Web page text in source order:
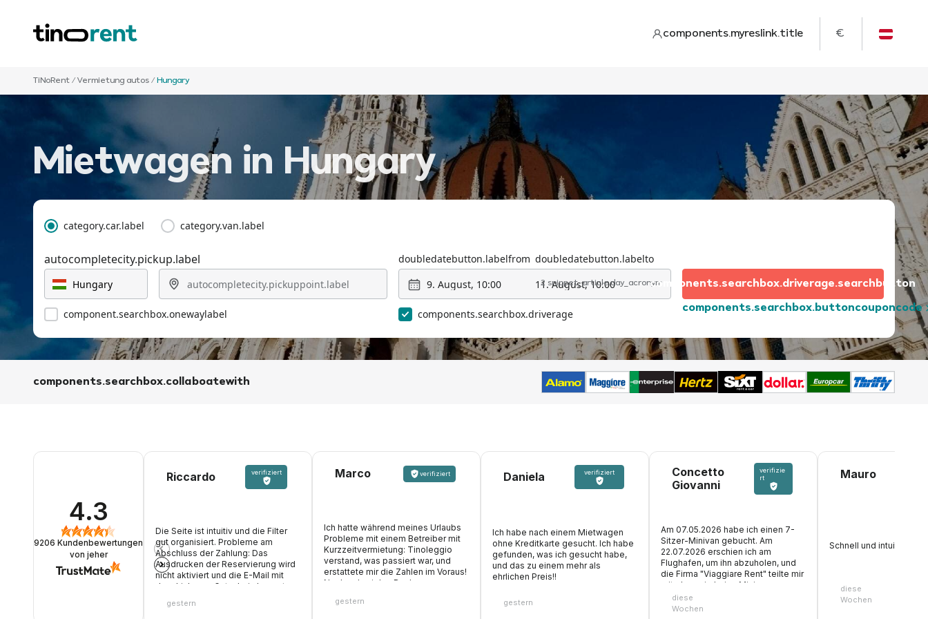
components.myreslink.title €
TiNoRent /Vermietung autos / Hungary
Mietwagen in Hungary
category.car.label category.van.label
autocompletecity.pickup.label
component.searchbox.onewaylabel
doubledatebutton.labelfrom doubledatebutton.labelto
9. August, 10:00
11. August, 10:00
2 snippet_article.day_acronym
components.searchbox.driverage components.searchbox.buttoncouponcode
components.searchbox.driverage.searchbutton
components.searchbox.collaboatewith
4.3
9206 Kundenbewertungen
von jeher
Riccardo verifiziert
Die Seite ist intuitiv und die Filter
gut organisiert. Probleme am
Abschluss der Zahlung: Das
Ausdrucken der Reservierung wird
nicht aktiviert und die E-Mail mit
dem Link zum Gutschein kommt
wartet auf eine Antwort
gestern
Marco verifiziert
Ich hatte während meines Urlaubs
Probleme mit einem Betreiber mit
Kurzzeitvermietung: Tinoleggio
verstand, was passiert war, und
erstattete mir die Zahlen im Voraus!
Nochmals vielen Dank
gestern
Daniela verifiziert
Ich habe nach einem Mietwagen
ohne Kreditkarte gesucht. Ich habe
gefunden, was ich gesucht habe,
und das zu einem mehr als
ehrlichen Preis!!
gestern
Concetto
Giovanni
verifizie
rt
Am 07.05.2026 habe ich einen 7-
Sitzer-Minivan gebucht. Am
22.07.2026 erschien ich am
Flughafen, um ihn abzuholen, und
die Firma "Viaggiare Rent" teilte mir
mit, dass sie keine Minivans zur
Verfügung haben, mir aber nur
einen Citroën C3 Siebensitzer
diese
Wochen
Mauro
Schnell und intuitiv!
diese
Wochen